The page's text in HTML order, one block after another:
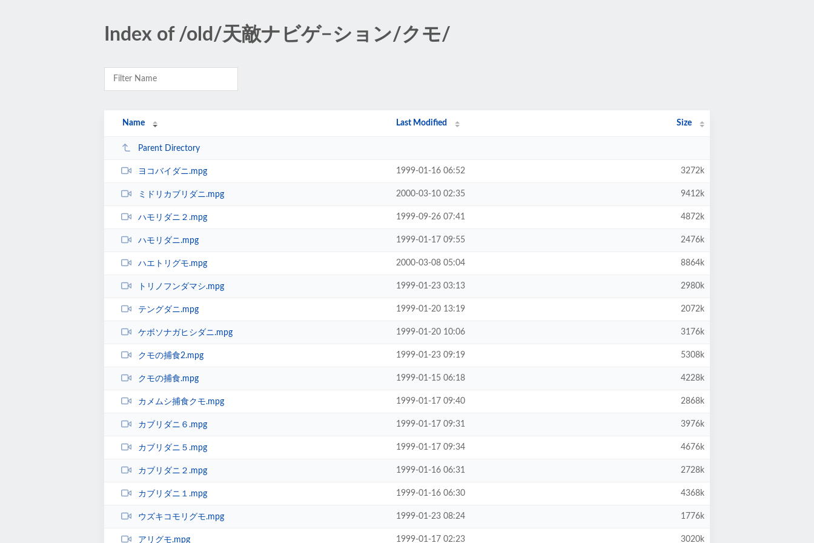
Index of /old/天敵ナビゲ−ション/クモ/
Name Last Modified Size
Parent Directory
ヨコバイダニ.mpg 1999-01-16 06:52 3272k
ミドリカブリダニ.mpg 2000-03-10 02:35 9412k
ハモリダニ２.mpg 1999-09-26 07:41 4872k
ハモリダニ.mpg 1999-01-17 09:55 2476k
ハエトリグモ.mpg 2000-03-08 05:04 8864k
トリノフンダマシ.mpg 1999-01-23 03:13 2980k
テングダニ.mpg 1999-01-20 13:19 2072k
ケボソナガヒシダニ.mpg 1999-01-20 10:06 3176k
クモの捕食2.mpg 1999-01-23 09:19 5308k
クモの捕食.mpg 1999-01-15 06:18 4228k
カメムシ捕食クモ.mpg 1999-01-17 09:40 2868k
カブリダニ６.mpg 1999-01-17 09:31 3976k
カブリダニ５.mpg 1999-01-17 09:34 4676k
カブリダニ２.mpg 1999-01-16 06:31 2728k
カブリダニ１.mpg 1999-01-16 06:30 4368k
ウズキコモリグモ.mpg 1999-01-23 08:24 1776k
アリグモ.mpg 1999-01-17 02:23 3020k